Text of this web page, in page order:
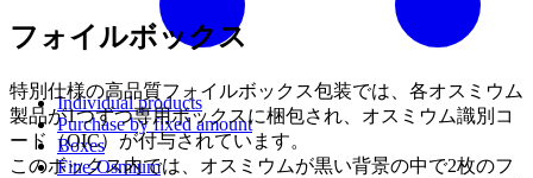
Individual products
Purchase by fixed amount
Boxes
Fine-Osmium
フォイルボックス
特別仕様の高品質フォイルボックス包装では、各オスミウム
製品が1つずつ専用ボックスに梱包され、オスミウム識別コ
ード（OIC）が付与されています。
このボックス内では、オスミウムが黒い背景の中で2枚のフ